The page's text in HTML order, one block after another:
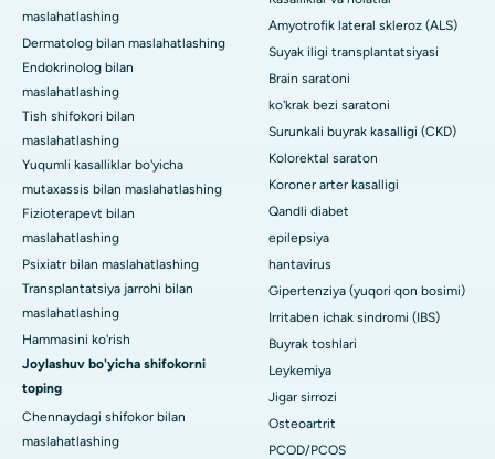
maslahatlashing
Dermatolog bilan maslahatlashing
Endokrinolog bilan
maslahatlashing
Tish shifokori bilan
maslahatlashing
Yuqumli kasalliklar bo'yicha
mutaxassis bilan maslahatlashing
Fizioterapevt bilan
maslahatlashing
Psixiatr bilan maslahatlashing
Transplantatsiya jarrohi bilan
maslahatlashing
Hammasini ko'rish
Joylashuv bo'yicha shifokorni
toping
Chennaydagi shifokor bilan
maslahatlashing
Amyotrofik lateral skleroz (ALS)
Suyak iligi transplantatsiyasi
Brain saratoni
ko'krak bezi saratoni
Surunkali buyrak kasalligi (CKD)
Kolorektal saraton
Koroner arter kasalligi
Qandli diabet
epilepsiya
hantavirus
Gipertenziya (yuqori qon bosimi)
Irritaben ichak sindromi (IBS)
Buyrak toshlari
Leykemiya
Jigar sirrozi
Osteoartrit
PCOD/PCOS